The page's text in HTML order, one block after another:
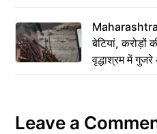
Maharashtra:
बेटियां, करोड़ों
वृद्धाश्रम में
कहा– अंतिम
Leave a